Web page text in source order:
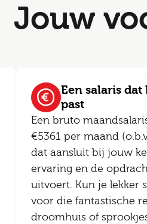
Jouw
Een salaris dat
past
Een bruto
€5361 per maand
dat aansluit bij jouw
ervaring en de
uitvoert. Kun je lekker
voor die fantastische
droomhuis of